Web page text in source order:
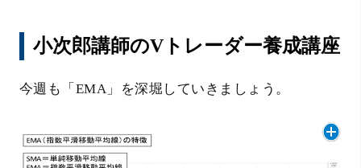
小次郎講師のVトレーダー養成講座
今週も「EMA」を深堀していきましょう。